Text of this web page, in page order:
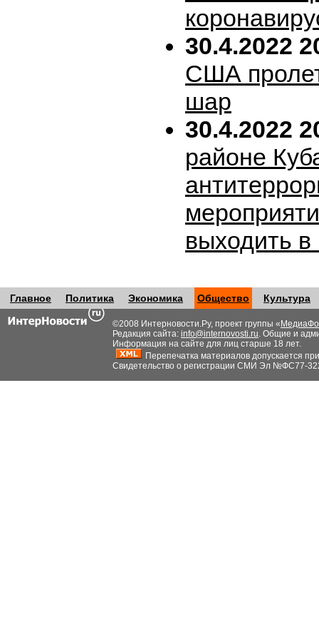
30.4.2022
США
шар
30.4.2022
районе
выходить
Главное Политика Экономика Общество Культура
©2008 Интерновости.Ру, проект группы «
Редакция сайта: info@internovosti.ru. Общие и
Информация на сайте для лиц старше 18 лет.
Перепечатка материалов допускается
Свидетельство о регистрации СМИ Эл №ФС77-